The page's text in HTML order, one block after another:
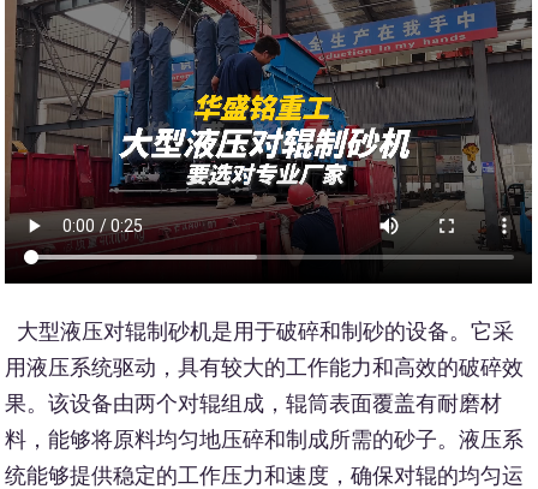
大型液压对辊制砂机是用于破碎和制砂的设备。它采
用液压系统驱动，具有较大的工作能力和高效的破碎效
果。该设备由两个对辊组成，辊筒表面覆盖有耐磨材
料，能够将原料均匀地压碎和制成所需的砂子。液压系
统能够提供稳定的工作压力和速度，确保对辊的均匀运